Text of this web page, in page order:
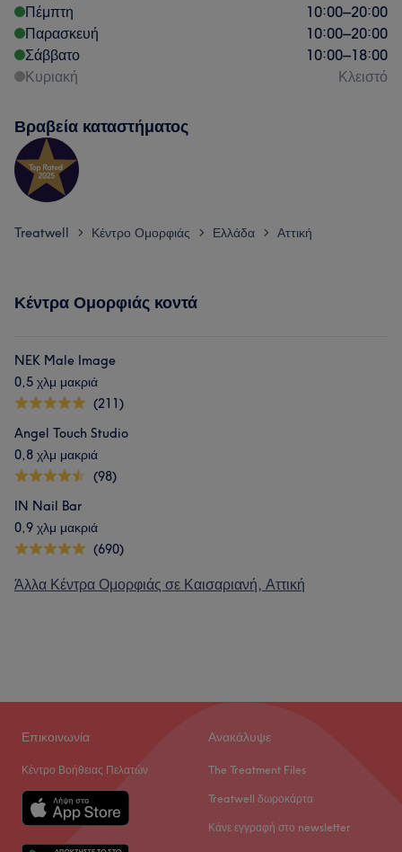
Πέμπτη
10:00–20:00
Παρασκευή
10:00–20:00
Σάββατο
10:00–18:00
Κυριακή
Κλειστό
Βραβεία καταστήματος
Treatwell > Κέντρο Ομορφιάς > Ελλάδα > Αττική
Κέντρα Ομορφιάς κοντά
NEK Male Image
0,5 χλμ μακριά
(211)
Angel Touch Studio
0,8 χλμ μακριά
(98)
IN Nail Bar
0,9 χλμ μακριά
(690)
Άλλα Κέντρα Ομορφιάς σε Καισαριανή, Αττική
Επικοινωνία
Κέντρο Βοήθειας Πελατών
Ανακάλυψε
The Treatment Files
Treatwell δωροκάρτα
Κάνε εγγραφή στο newsletter